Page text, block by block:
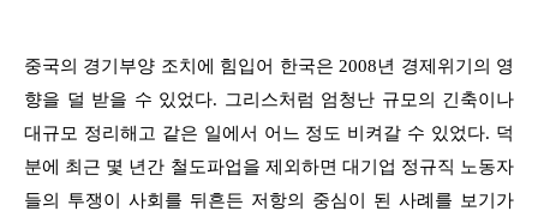
중국의 경기부양 조치에 힘입어 한국은 2008년 경제위기의 영
향을 덜 받을 수 있었다. 그리스처럼 엄청난 규모의 긴축이나
대규모 정리해고 같은 일에서 어느 정도 비켜갈 수 있었다. 덕
분에 최근 몇 년간 철도파업을 제외하면 대기업 정규직 노동자
들의 투쟁이 사회를 뒤흔든 저항의 중심이 된 사례를 보기가